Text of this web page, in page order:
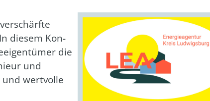
die­sem Kon­
die
und
und wert­vol­le